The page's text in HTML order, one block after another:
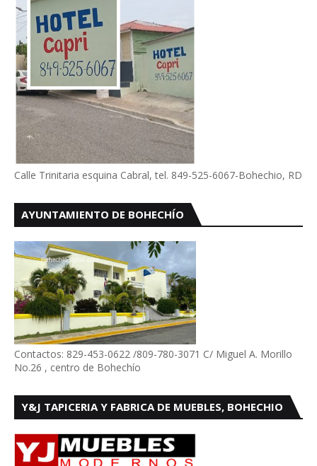
Calle Trinitaria esquina Cabral, tel. 849-525-6067-Bohechio, RD
AYUNTAMIENTO DE BOHECHÍO
Contactos: 829-453-0622 /809-780-3071 C/ Miguel A. Morillo
No.26 , centro de Bohechío
Y&J TAPICERIA Y FABRICA DE MUEBLES, BOHECHIO